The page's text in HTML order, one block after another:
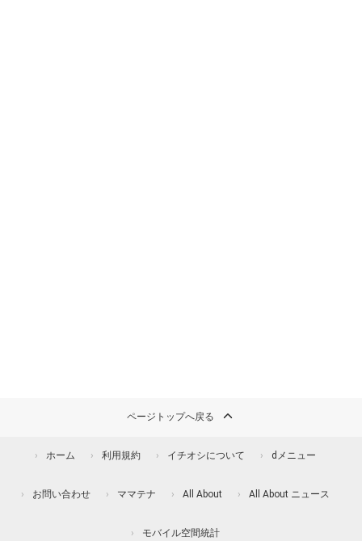
ページトップへ戻る
ホーム 利用規約 イチオシについて dメニュー
お問い合わせ ママテナ All About All About ニュース
モバイル空間統計